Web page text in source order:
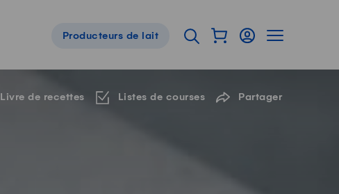
Navigation de pied de page
Producteurs de lait Ouvrir l'onglet de
Afficher mon panier
ConnexionAfficher la
Livre de recettes Listes de courses Partager